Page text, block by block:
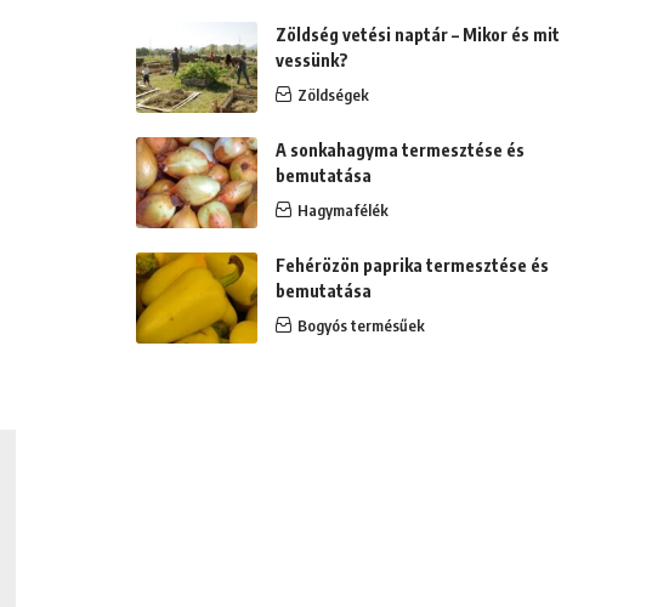
Zöldség vetési naptár – Mikor és mit
vessünk?
Zöldségek
A sonkahagyma termesztése és
bemutatása
Hagymafélék
Fehérözön paprika termesztése és
bemutatása
Bogyós termésűek